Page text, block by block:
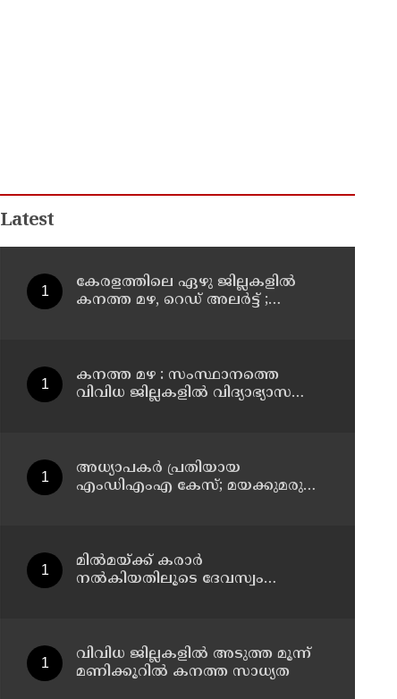
Latest
കേരളത്തിലെ ഏഴു ജില്ലകളിൽ
കനത്ത മഴ, റെഡ് അലർട്ട് ;
കനത്ത മഴ : സംസ്ഥാനത്തെ
വിവിധ ജില്ലകളിൽ വിദ്യാഭ്യാസ
അധ്യാപകര്‍ പ്രതിയായ
എംഡിഎംഎ കേസ്; മയക്കുമരുന്ന്
മില്‍മയ്ക്ക് കരാര്‍
നല്‍കിയതിലൂടെ ദേവസ്വം
വിവിധ ജില്ലകളില്‍ അടുത്ത മൂന്ന്
മണിക്കൂറില്‍ കനത്ത സാധ്യത